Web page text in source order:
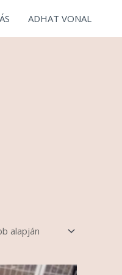
ADHAT VONAL